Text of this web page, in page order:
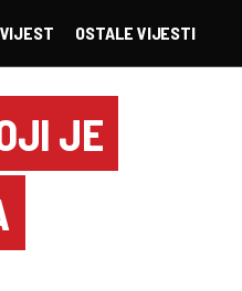
OSTALE VIJESTI
JE